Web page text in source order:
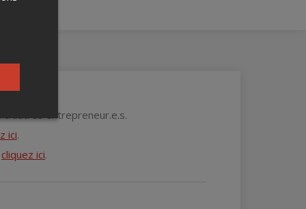
entrepreneur.e.s.
ici.
cliquez ici.